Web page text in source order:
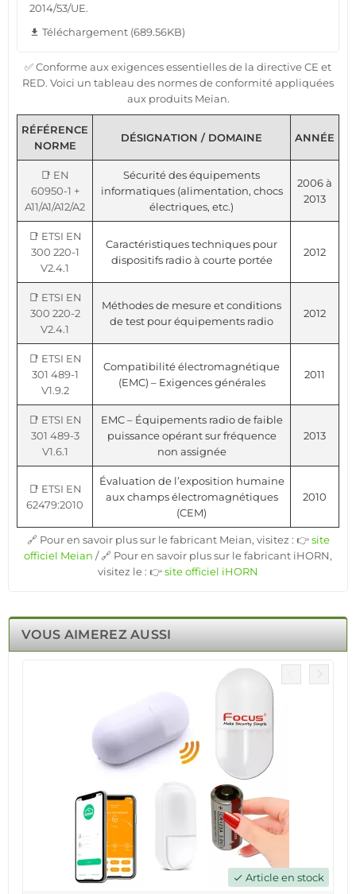
2014/53/UE.
file_download Téléchargement (689.56KB)
✅ Conforme aux exigences essentielles de la directive CE et
RED. Voici un tableau des normes de conformité appliquées
aux produits Meian.
RÉFÉRENCE
NORME
DÉSIGNATION / DOMAINE ANNÉE
📑 EN
60950-1 +
A11/A1/A12/A2
Sécurité des équipements
informatiques (alimentation, chocs
électriques, etc.)
2006 à
2013
📑 ETSI EN
300 220-1
V2.4.1
Caractéristiques techniques pour
dispositifs radio à courte portée
2012
📑 ETSI EN
300 220-2
V2.4.1
Méthodes de mesure et conditions
de test pour équipements radio
2012
📑 ETSI EN
301 489-1
V1.9.2
Compatibilité électromagnétique
(EMC) – Exigences générales
2011
📑 ETSI EN
301 489-3
V1.6.1
EMC – Équipements radio de faible
puissance opérant sur fréquence
non assignée
2013
📑 ETSI EN
62479:2010
Évaluation de l’exposition humaine
aux champs électromagnétiques
(CEM)
2010
🔗 Pour en savoir plus sur le fabricant Meian, visitez : 👉site
officiel Meian / 🔗 Pour en savoir plus sur le fabricant iHORN,
visitez le : 👉site officiel iHORN
VOUS AIMEREZ AUSSI
check Article en stock